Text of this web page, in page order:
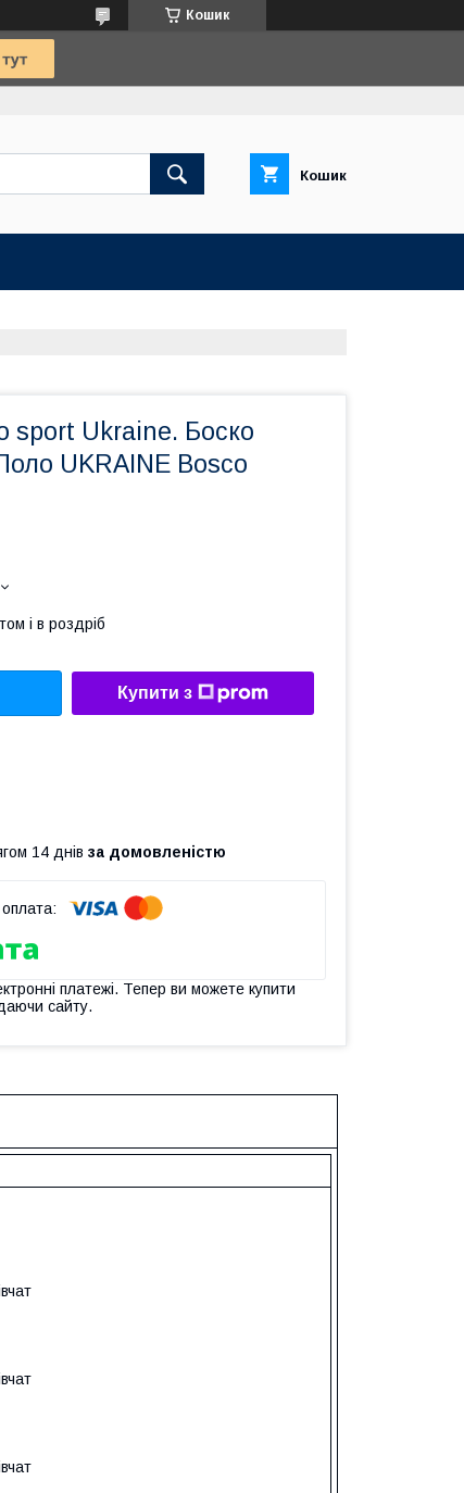
Кошик
Кошик
sport Ukraine. Боско
UKRAINE Bosco
і в роздріб
Купити з
14 днів за домовленістю
платежі. Тепер ви можете купити
сайту.